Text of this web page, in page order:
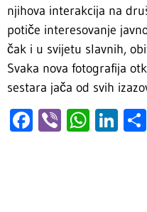
njihova interakcija na
potiče interesovanje
čak i u svijetu slavnih,
Svaka nova fotografija
sestara jača od svih
Facebook
Viber